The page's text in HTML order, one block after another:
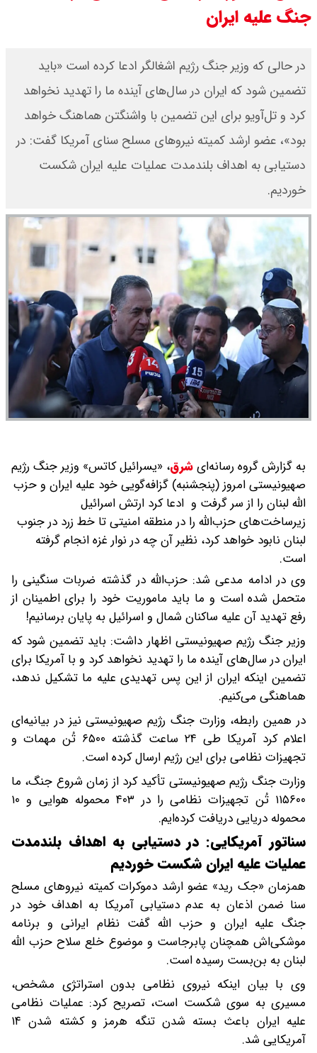
درصد افزایش می دهند
رهبر انقلاب با مسعود پزشکیان دیدار
کرد / درباره مشکلات کشور و تعامل
اقتصادی با طرفهای خارجی گفتگو شد
جنگ علیه ایران
در حالی که وزیر جنگ رژیم اشغالگر ادعا کرده است «باید
تضمین شود که ایران در سال‌های آینده ما را تهدید نخواهد
کرد و تل‌آویو برای این تضمین با واشنگتن هماهنگ خواهد
بود»، عضو ارشد کمیته نیروهای مسلح سنای آمریکا گفت: در
دستیابی به اهداف بلندمدت عملیات علیه ایران شکست
خوردیم.
به گزارش گروه رسانه‌ایشرق، «یسرائیل کاتس» وزیر جنگ رژیم
صهیونیستی امروز (پنجشنبه) گزافه‌گویی‌ خود علیه ایران و حزب
الله لبنان را از سر گرفت و ادعا کرد ارتش اسرائیل
زیرساخت‌های حزب‌الله را در منطقه امنیتی تا خط زرد در جنوب
لبنان نابود خواهد کرد، نظیر آن چه در نوار غزه انجام گرفته
است.
وی در ادامه مدعی شد: حزب‌الله در گذشته ضربات سنگینی را
متحمل شده است و ما باید ماموریت خود را برای اطمینان از
رفع تهدید آن علیه ساکنان شمال و اسرائیل به پایان برسانیم!
وزیر جنگ رژیم صهیونیستی اظهار داشت: باید تضمین شود که
ایران در سال‌های آینده ما را تهدید نخواهد کرد و با آمریکا برای
تضمین اینکه ایران از این پس تهدیدی علیه ما تشکیل ندهد،
هماهنگی می‌کنیم.
در همین رابطه، وزارت جنگ رژیم صهیونیستی نیز در بیانیه‌ای
اعلام کرد آمریکا طی ۲۴ ساعت گذشته ۶۵۰۰ تُن مهمات و
تجهیزات نظامی برای این رژیم ارسال کرده است.
وزارت جنگ رژیم صهیونیستی تأکید کرد از زمان شروع جنگ، ما
۱۱۵۶۰۰ تُن تجهیزات نظامی را در ۴۰۳ محموله هوایی و ۱۰
محموله دریایی دریافت کرده‌ایم.
سناتور آمریکایی: در دستیابی به اهداف بلندمدت
عملیات علیه ایران شکست خوردیم
همزمان «جک رید» عضو ارشد دموکرات کمیته نیروهای مسلح
سنا ضمن اذعان به عدم دستیابی آمریکا به اهداف خود در
جنگ علیه ایران و حزب الله گفت نظام ایرانی و برنامه
موشکی‌اش همچنان پابرجاست و موضوع خلع سلاح حزب الله
لبنان به بن‌بست رسیده است.
وی با بیان اینکه نیروی نظامی بدون استراتژی مشخص،
مسیری به سوی شکست است، تصریح کرد: عملیات نظامی
علیه ایران باعث بسته شدن تنگه هرمز و کشته شدن ۱۴
آمریکایی شد.